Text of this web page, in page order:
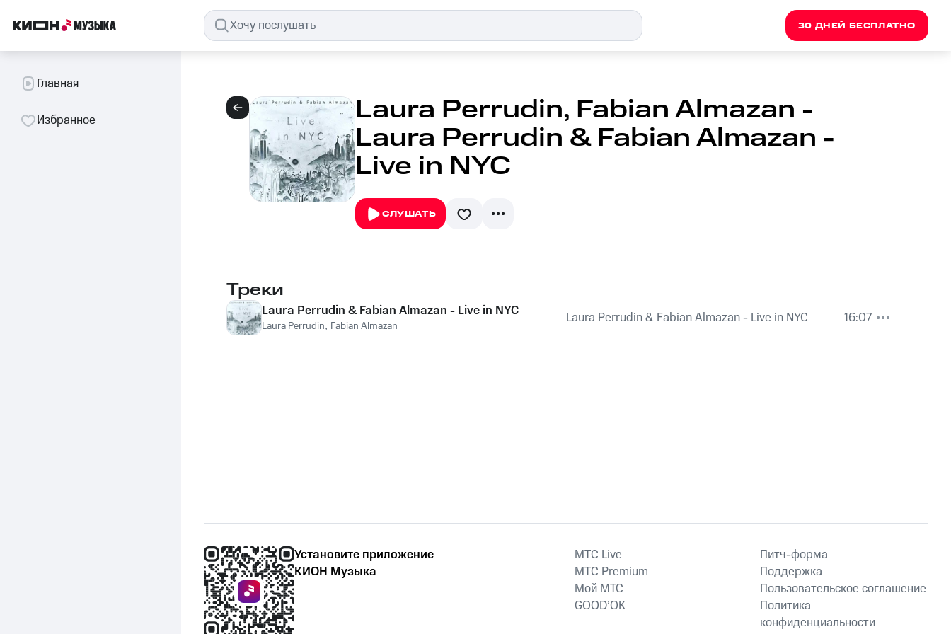
30 ДНЕЙ БЕСПЛАТНО
Главная
Избранное Laura Perrudin, Fabian Almazan -
Laura Perrudin & Fabian Almazan -
Live in NYC
СЛУШАТЬ
Треки
Laura Perrudin & Fabian Almazan - Live in NYC
Laura Perrudin, Fabian Almazan Laura Perrudin & Fabian Almazan - Live in NYC 16:07
Установите приложение
КИОН Музыка
MTС Live
MTС Premium
Мой МТС
GOOD’OK
Питч-форма
Поддержка
Пользовательское соглашение
Политика
конфиденциальности